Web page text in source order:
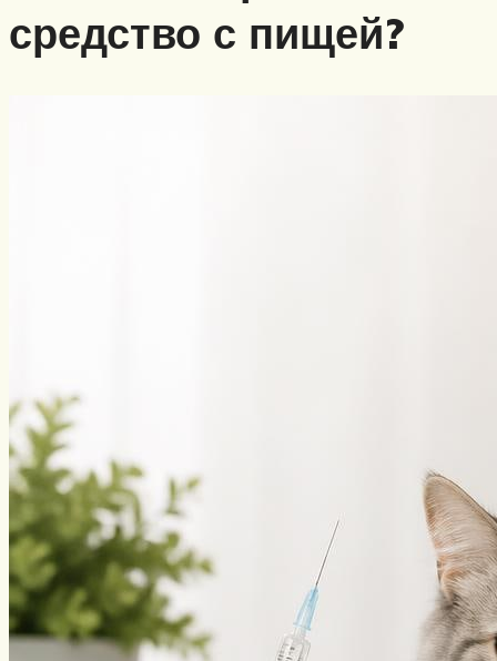
средство с пищей?